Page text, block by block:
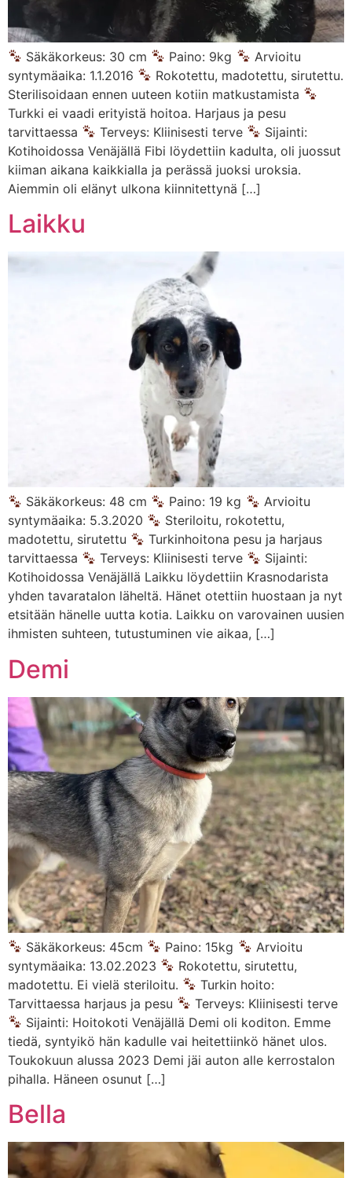
Säkäkorkeus: 30 cm Paino: 9kg
Arvioitu
syntymäaika: 1.1.2016
Rokotettu, madotettu, sirutettu.
Sterilisoidaan ennen uuteen kotiin matkustamista
Turkki ei vaadi erityistä hoitoa. Harjaus ja pesu
tarvittaessa
Terveys: Kliinisesti terve
Sijainti:
Kotihoidossa Venäjällä Fibi löydettiin kadulta, oli juossut
kiiman aikana kaikkialla ja perässä juoksi uroksia.
Aiemmin oli elänyt ulkona kiinnitettynä […]
Laikku
Säkäkorkeus: 48 cm Paino: 19 kg
Arvioitu
syntymäaika: 5.3.2020
Steriloitu, rokotettu,
madotettu, sirutettu
Turkinhoitona pesu ja harjaus
tarvittaessa
Terveys: Kliinisesti terve
Sijainti:
Kotihoidossa Venäjällä Laikku löydettiin Krasnodarista
yhden tavaratalon läheltä. Hänet otettiin huostaan ja nyt
etsitään hänelle uutta kotia. Laikku on varovainen uusien
ihmisten suhteen, tutustuminen vie aikaa, […]
Demi
Säkäkorkeus: 45cm Paino: 15kg
Arvioitu
syntymäaika: 13.02.2023
Rokotettu, sirutettu,
madotettu. Ei vielä steriloitu.
Turkin hoito:
Tarvittaessa harjaus ja pesu
Terveys: Kliinisesti terve
Sijainti: Hoitokoti Venäjällä Demi oli koditon. Emme
tiedä, syntyikö hän kadulle vai heitettiinkö hänet ulos.
Toukokuun alussa 2023 Demi jäi auton alle kerrostalon
pihalla. Häneen osunut […]
Bella